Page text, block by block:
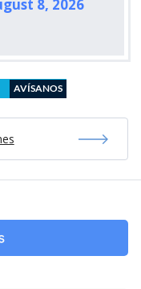
8, 2026
AVÍSANOS